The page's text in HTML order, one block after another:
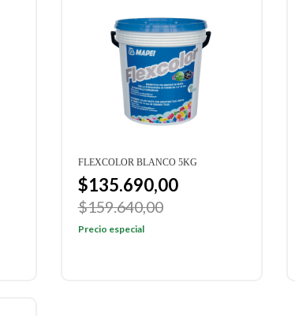
FLEXCOLOR BLANCO 5KG
$135.690,00
$159.640,00
Precio especial